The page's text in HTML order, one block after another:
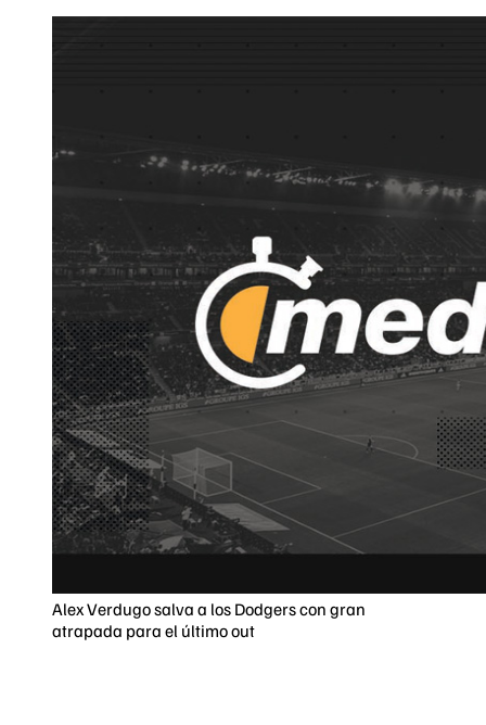
Alex Verdugo salva a los Dodgers con gran
atrapada para el último out